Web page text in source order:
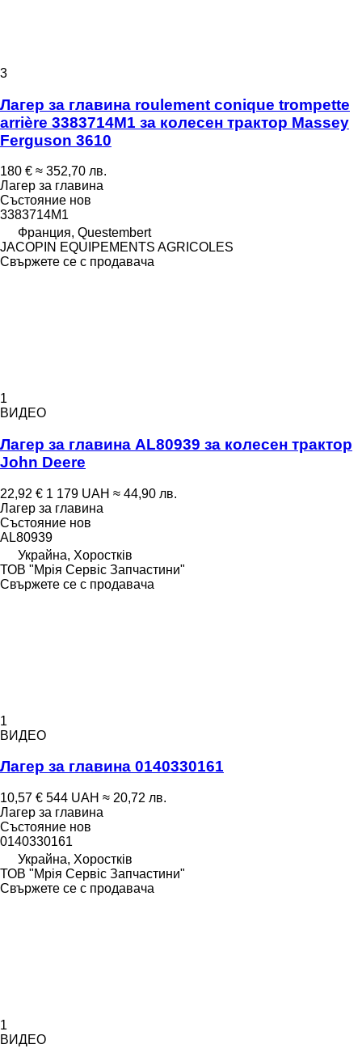
3
Лагер за главина roulement conique trompette
arrière 3383714M1 за колесен трактор Massey
Ferguson 3610
180 € ≈ 352,70 лв.
Лагер за главина
Състояние нов
3383714M1
Франция, Questembert
JACOPIN EQUIPEMENTS AGRICOLES
Свържете се с продавача
1
ВИДЕО
Лагер за главина AL80939 за колесен трактор
John Deere
22,92 € 1 179 UAH ≈ 44,90 лв.
Лагер за главина
Състояние нов
AL80939
Украйна, Хоростків
ТОВ "Мрія Сервіс Запчастини"
Свържете се с продавача
1
ВИДЕО
Лагер за главина 0140330161
10,57 € 544 UAH ≈ 20,72 лв.
Лагер за главина
Състояние нов
0140330161
Украйна, Хоростків
ТОВ "Мрія Сервіс Запчастини"
Свържете се с продавача
1
ВИДЕО